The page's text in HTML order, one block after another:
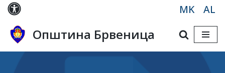
Skip
to
content
MK AL
Општина Брвеница